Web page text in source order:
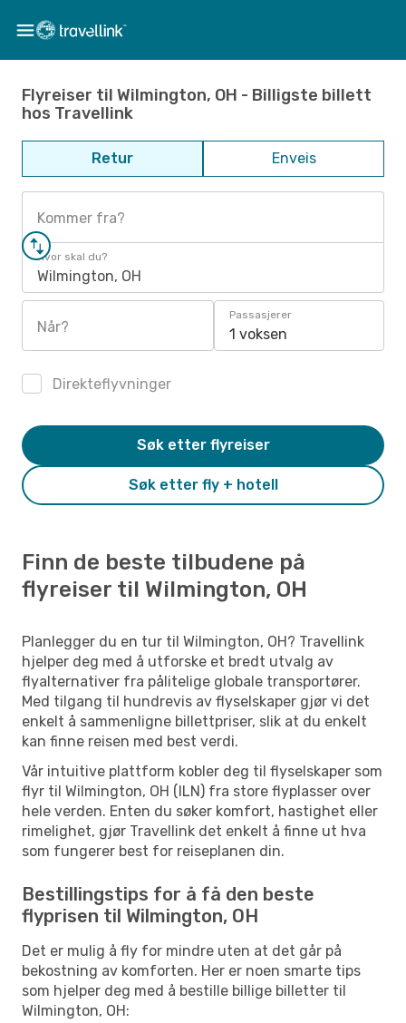
Flyreiser til Wilmington, OH - Billigste billett
hos Travellink
Retur Enveis
Kommer fra?
Hvor skal du?
Wilmington, OH
Når?
Passasjerer
1 voksen
Direkteflyvninger
Søk etter fly + hotell
Søk etter flyreiser
Finn de beste tilbudene på
flyreiser til Wilmington, OH
Planlegger du en tur til Wilmington, OH? Travellink
hjelper deg med å utforske et bredt utvalg av
flyalternativer fra pålitelige globale transportører.
Med tilgang til hundrevis av flyselskaper gjør vi det
enkelt å sammenligne billettpriser, slik at du enkelt
kan finne reisen med best verdi.
Vår intuitive plattform kobler deg til flyselskaper som
flyr til Wilmington, OH (ILN) fra store flyplasser over
hele verden. Enten du søker komfort, hastighet eller
rimelighet, gjør Travellink det enkelt å finne ut hva
som fungerer best for reiseplanen din.
Bestillingstips for å få den beste
flyprisen til Wilmington, OH
Det er mulig å fly for mindre uten at det går på
bekostning av komforten. Her er noen smarte tips
som hjelper deg med å bestille billige billetter til
Wilmington, OH: